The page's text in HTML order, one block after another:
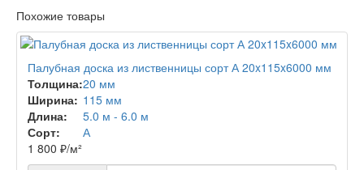
Похожие товары
Палубная доска из лиственницы сорт А 20x115x6000 мм
Толщина:20 мм
Ширина: 115 мм
Длина:
5.0 м - 6.0 м
Сорт:
А
1 800 ₽/м²